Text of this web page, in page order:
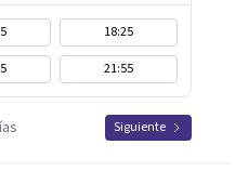
18:25
21:55
Siguiente